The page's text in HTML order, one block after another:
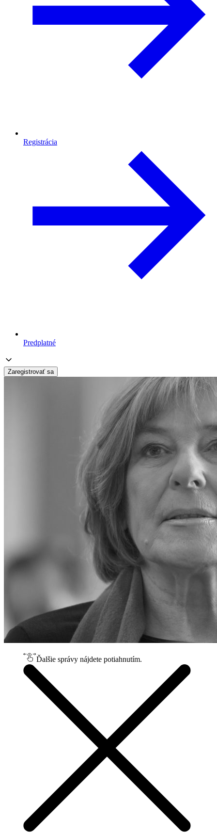
Registrácia
Predplatné
Zaregistrovať sa
Ďalšie správy nájdete potiahnutím.